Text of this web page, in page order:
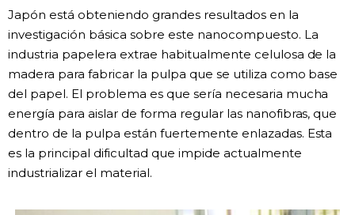
Japón está obteniendo grandes resultados en la
investigación básica sobre este nanocompuesto. La
industria papelera extrae habitualmente celulosa de la
madera para fabricar la pulpa que se utiliza como base
del papel. El problema es que sería necesaria mucha
energía para aislar de forma regular las nanofibras, que
dentro de la pulpa están fuertemente enlazadas. Esta
es la principal dificultad que impide actualmente
industrializar el material.